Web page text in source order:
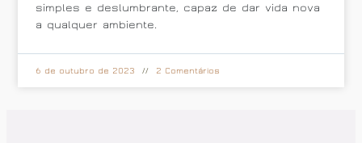
simples e deslumbrante, capaz de dar vida nova
a qualquer ambiente.
6 de outubro de 2023 2 Comentários